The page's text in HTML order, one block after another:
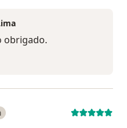
obrigado.